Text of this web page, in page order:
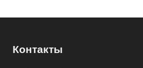
Контакты